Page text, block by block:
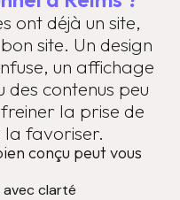
ont déjà un site,
site. Un design
un affichage
contenus peu
la prise de
la favoriser.
conçu peut vous
clarté